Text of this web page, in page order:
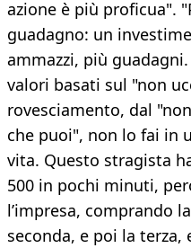
azione è più proficua".
guadagno: un
ammazzi, più
valori basati sul "non
rovesciamento, dal
che puoi", non lo fai in
vita. Questo stragista
500 in pochi minuti,
l’impresa, comprando
seconda, e poi la